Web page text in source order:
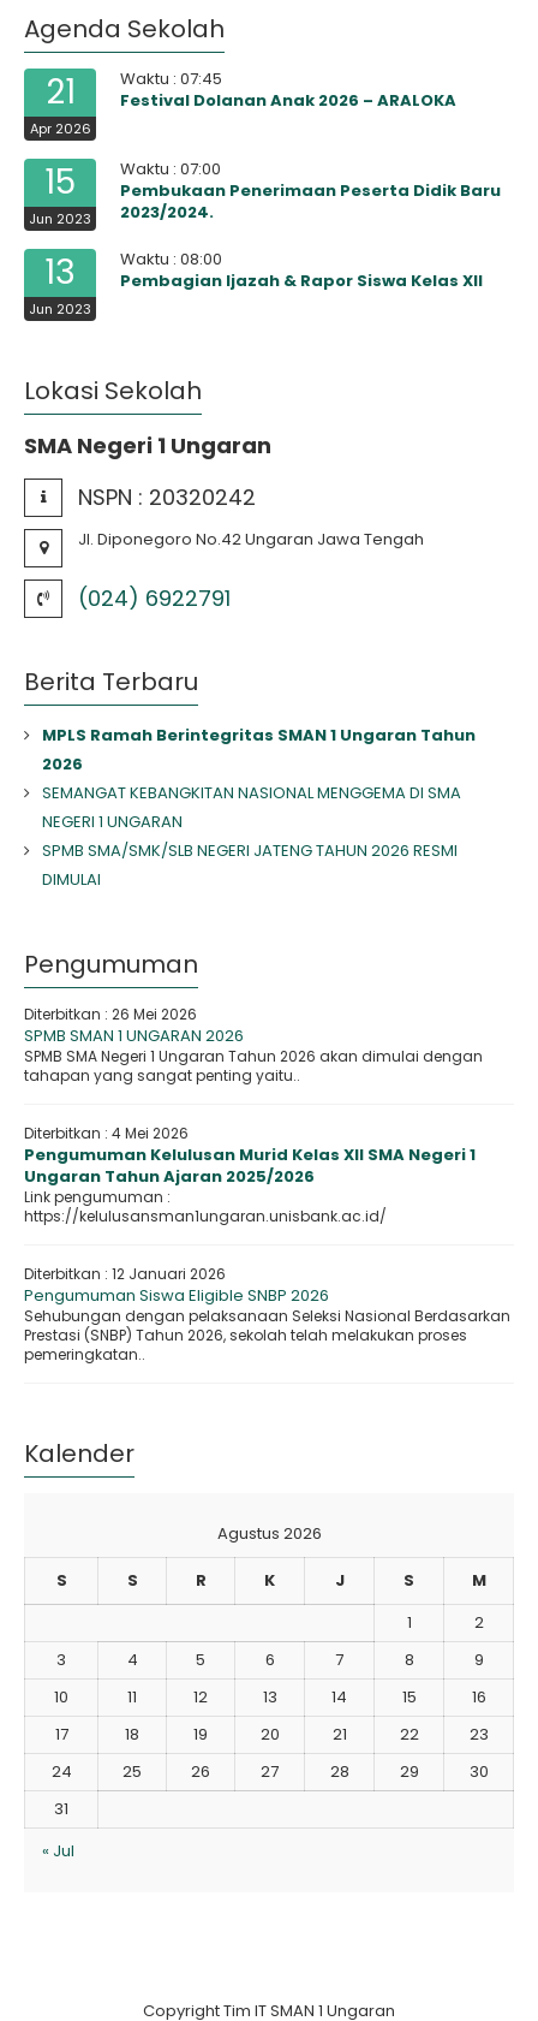
Agenda Sekolah
21
Apr 2026
Waktu : 07:45
Festival Dolanan Anak 2026 – ARALOKA
15
Jun 2023
Waktu : 07:00
Pembukaan Penerimaan Peserta Didik Baru
2023/2024.
13
Jun 2023
Waktu : 08:00
Pembagian Ijazah & Rapor Siswa Kelas XII
Lokasi Sekolah
SMA Negeri 1 Ungaran
NSPN : 20320242
Jl. Diponegoro No.42 Ungaran Jawa Tengah
(024) 6922791
Berita Terbaru
MPLS Ramah Berintegritas SMAN 1 Ungaran Tahun
2026
SEMANGAT KEBANGKITAN NASIONAL MENGGEMA DI SMA
NEGERI 1 UNGARAN
SPMB SMA/SMK/SLB NEGERI JATENG TAHUN 2026 RESMI
DIMULAI
Pengumuman
Diterbitkan : 26 Mei 2026
SPMB SMAN 1 UNGARAN 2026
SPMB SMA Negeri 1 Ungaran Tahun 2026 akan dimulai dengan
tahapan yang sangat penting yaitu..
Diterbitkan : 4 Mei 2026
Pengumuman Kelulusan Murid Kelas XII SMA Negeri 1
Ungaran Tahun Ajaran 2025/2026
Link pengumuman :
https://kelulusansman1ungaran.unisbank.ac.id/
Diterbitkan : 12 Januari 2026
Pengumuman Siswa Eligible SNBP 2026
Sehubungan dengan pelaksanaan Seleksi Nasional Berdasarkan
Prestasi (SNBP) Tahun 2026, sekolah telah melakukan proses
pemeringkatan..
Kalender
Agustus 2026
S S R K J S
M
1
2
3
4 5 6 7 8
9
10
11 12 13 14 15
16
17
18 19 20 21 22
23
24
25 26 27 28 29
30
31
« Jul
Copyright Tim IT SMAN 1 Ungaran